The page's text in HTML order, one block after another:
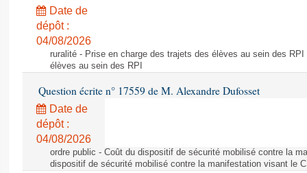
Date de
dépôt :
04/08/2026
ruralité - Prise en charge des trajets des élèves au sein des
élèves au sein des RPI
Question écrite n° 17559 de M. Alexandre Dufosset
Date de
dépôt :
04/08/2026
ordre public - Coût du dispositif de sécurité mobilisé contre la
dispositif de sécurité mobilisé contre la manifestation visant le